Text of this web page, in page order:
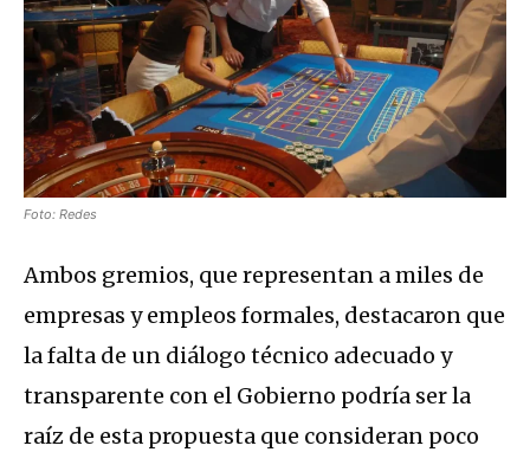
Foto: Redes
Ambos gremios, que representan a miles de
empresas y empleos formales, destacaron que
la falta de un diálogo técnico adecuado y
transparente con el Gobierno podría ser la
raíz de esta propuesta que consideran poco